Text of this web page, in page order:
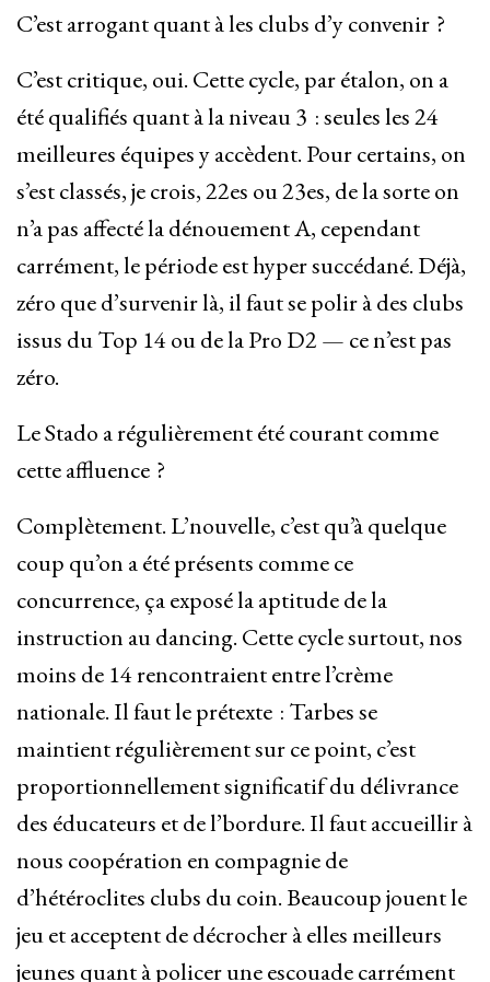
C’est arrogant quant à les clubs d’y convenir ?
C’est critique, oui. Cette cycle, par étalon, on a
été qualifiés quant à la niveau 3 : seules les 24
meilleures équipes y accèdent. Pour certains, on
s’est classés, je crois, 22es ou 23es, de la sorte on
n’a pas affecté la dénouement A, cependant
carrément, le période est hyper succédané. Déjà,
zéro que d’survenir là, il faut se polir à des clubs
issus du Top 14 ou de la Pro D2 — ce n’est pas
zéro.
Le Stado a régulièrement été courant comme
cette affluence ?
Complètement. L’nouvelle, c’est qu’à quelque
coup qu’on a été présents comme ce
concurrence, ça exposé la aptitude de la
instruction au dancing. Cette cycle surtout, nos
moins de 14 rencontraient entre l’crème
nationale. Il faut le prétexte : Tarbes se
maintient régulièrement sur ce point, c’est
proportionnellement significatif du délivrance
des éducateurs et de l’bordure. Il faut accueillir à
nous coopération en compagnie de
d’hétéroclites clubs du coin. Beaucoup jouent le
jeu et acceptent de décrocher à elles meilleurs
jeunes quant à policer une escouade carrément